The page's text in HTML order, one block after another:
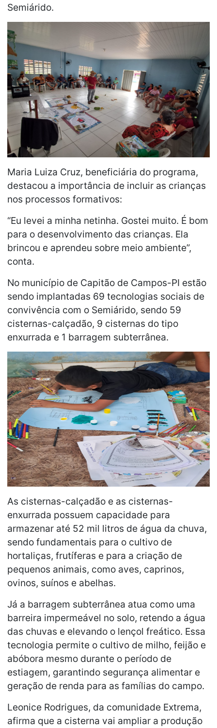
Semiárido.
Maria Luiza Cruz, beneficiária do programa,
destacou a importância de incluir as crianças
nos processos formativos:
“Eu levei a minha netinha. Gostei muito. É bom
para o desenvolvimento das crianças. Ela
brincou e aprendeu sobre meio ambiente”,
conta.
No município de Capitão de Campos-PI estão
sendo implantadas 69 tecnologias sociais de
convivência com o Semiárido, sendo 59
cisternas-calçadão, 9 cisternas do tipo
enxurrada e 1 barragem subterrânea.
As cisternas-calçadão e as cisternas-
enxurrada possuem capacidade para
armazenar até 52 mil litros de água da chuva,
sendo fundamentais para o cultivo de
hortaliças, frutíferas e para a criação de
pequenos animais, como aves, caprinos,
ovinos, suínos e abelhas.
Já a barragem subterrânea atua como uma
barreira impermeável no solo, retendo a água
das chuvas e elevando o lençol freático. Essa
tecnologia permite o cultivo de milho, feijão e
abóbora mesmo durante o período de
estiagem, garantindo segurança alimentar e
geração de renda para as famílias do campo.
Leonice Rodrigues, da comunidade Extrema,
afirma que a cisterna vai ampliar a produção